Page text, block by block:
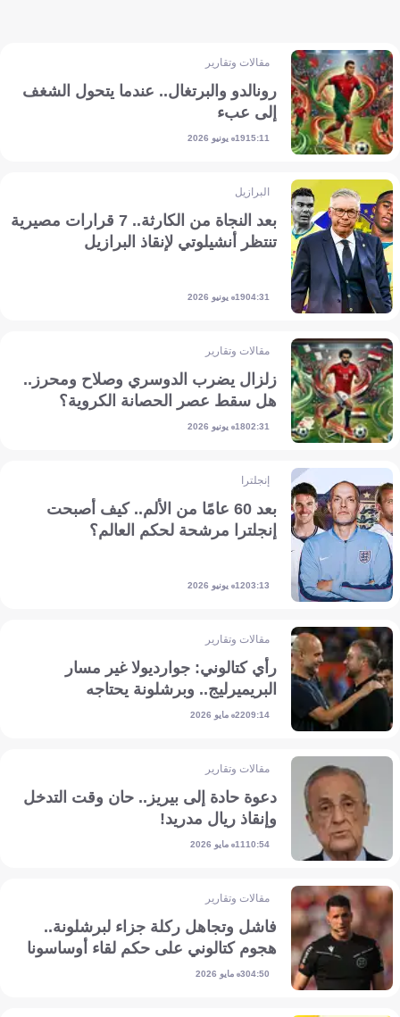
مقالات وتقارير
رونالدو والبرتغال.. عندما يتحول الشغف
إلى عبء
15:1119 يونيو 2026
البرازيل
بعد النجاة من الكارثة.. 7 قرارات مصيرية
تنتظر أنشيلوتي لإنقاذ البرازيل
04:3119 يونيو 2026
مقالات وتقارير
زلزال يضرب الدوسري وصلاح ومحرز..
هل سقط عصر الحصانة الكروية؟
02:3118 يونيو 2026
إنجلترا
بعد 60 عامًا من الألم.. كيف أصبحت
إنجلترا مرشحة لحكم العالم؟
03:1312 يونيو 2026
مقالات وتقارير
رأي كتالوني: جوارديولا غير مسار
البريميرليج.. وبرشلونة يحتاجه
09:1422 مايو 2026
مقالات وتقارير
دعوة حادة إلى بيريز.. حان وقت التدخل
وإنقاذ ريال مدريد!
10:5411 مايو 2026
مقالات وتقارير
فاشل وتجاهل ركلة جزاء لبرشلونة..
هجوم كتالوني على حكم لقاء أوساسونا
04:503 مايو 2026